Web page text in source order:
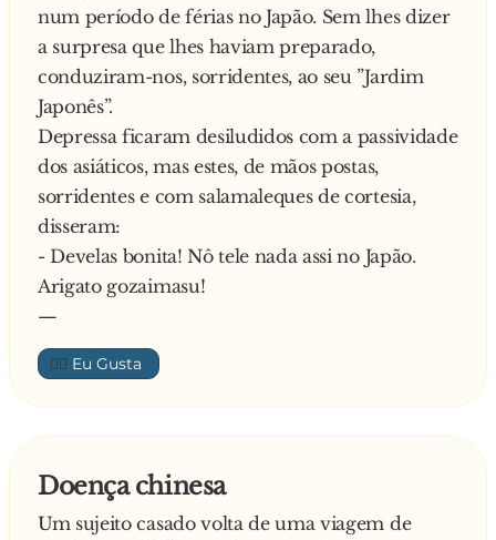
num período de férias no Japão. Sem lhes dizer
a surpresa que lhes haviam preparado,
conduziram-nos, sorridentes, ao seu ”Jardim
Japonês”.
Depressa ficaram desiludidos com a passividade
dos asiáticos, mas estes, de mãos postas,
sorridentes e com salamaleques de cortesia,
disseram:
- Develas bonita! Nô tele nada assi no Japão.
Arigato gozaimasu!
—
👍🏼
Doença chinesa
Um sujeito casado volta de uma viagem de